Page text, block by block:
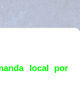
local por